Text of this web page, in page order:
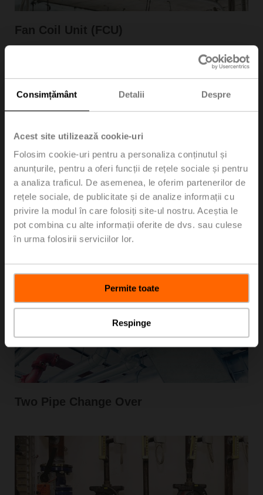
Consimțământ Detalii Despre
Acest site utilizează cookie-uri
Folosim cookie-uri pentru a personaliza conținutul și
anunțurile, pentru a oferi funcții de rețele sociale și pentru
a analiza traficul. De asemenea, le oferim partenerilor de
rețele sociale, de publicitate și de analize informații cu
privire la modul în care folosiți site-ul nostru. Aceștia le
pot combina cu alte informații oferite de dvs. sau culese
în urma folosirii serviciilor lor.
Permite toate
Respinge
Fan Coil Unit (FCU)
Chilled Beam
Two Pipe Change Over